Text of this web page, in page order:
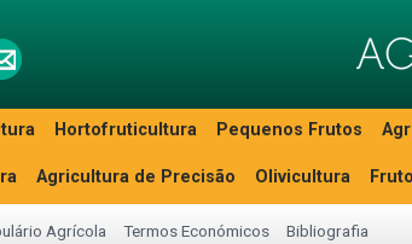
Hortofruticultura Pequenos Frutos
Agricultura de Precisão Olivicultura
Agrícola Termos Económicos Bibliografia